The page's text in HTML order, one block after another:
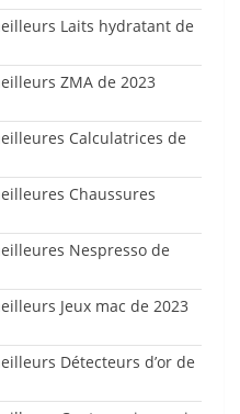
Laits hydratant de
ZMA de 2023
Calculatrices de
Chaussures
Nespresso de
Jeux mac de 2023
Détecteurs d’or de